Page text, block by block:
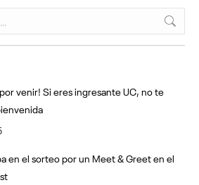
venir! Si eres ingresante UC, no te
en el sorteo por un Meet & Greet en el